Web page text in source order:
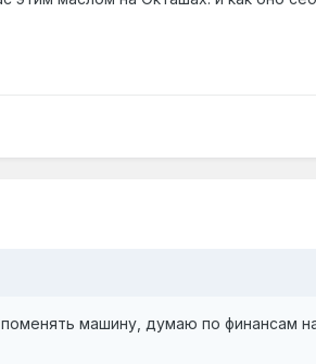
машину, думаю по финансам